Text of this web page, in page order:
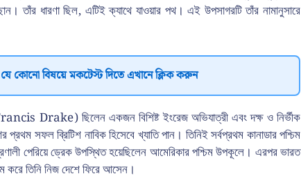
তাঁর ধারণা ছিল, এটিই ক্যাথে যাওয়ার পথ। এই উপসাগরটি তাঁর নামানুসারে
যে কোনো বিষয়ে মকটেস্ট দিতে এখানে ক্লিক করুন
Drake) ছিলেন একজন বিশিষ্ট ইংরেজ অভিযাত্রী এবং দক্ষ ও নির্ভীক
প্রথম সফল ব্রিটিশ নাবিক হিসেবে খ্যাতি পান। তিনিই সর্বপ্রথম কানাডার পশ্চিম
পেরিয়ে ড্রেক উপস্থিত হয়েছিলেন আমেরিকার পশ্চিম উপকূলে। এরপর ভারত
করে তিনি নিজ দেশে ফিরে আসেন।